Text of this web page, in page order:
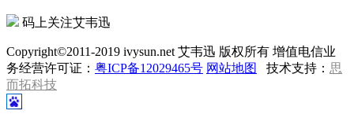
码上关注艾韦迅
Copyright©2011-2019 ivysun.net 艾韦迅 版权所有 增值电信业
务经营许可证： 粤ICP备12029465号 网站地图 技术支持： 思
而拓科技